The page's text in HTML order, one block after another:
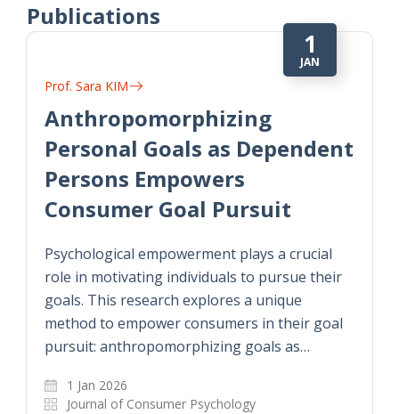
Publications
1
JAN
Prof. Sara KIM
Anthropomorphizing
Personal Goals as Dependent
Persons Empowers
Consumer Goal Pursuit
Psychological empowerment plays a crucial
role in motivating individuals to pursue their
goals. This research explores a unique
method to empower consumers in their goal
pursuit: anthropomorphizing goals as…
1 Jan 2026
Journal of Consumer Psychology